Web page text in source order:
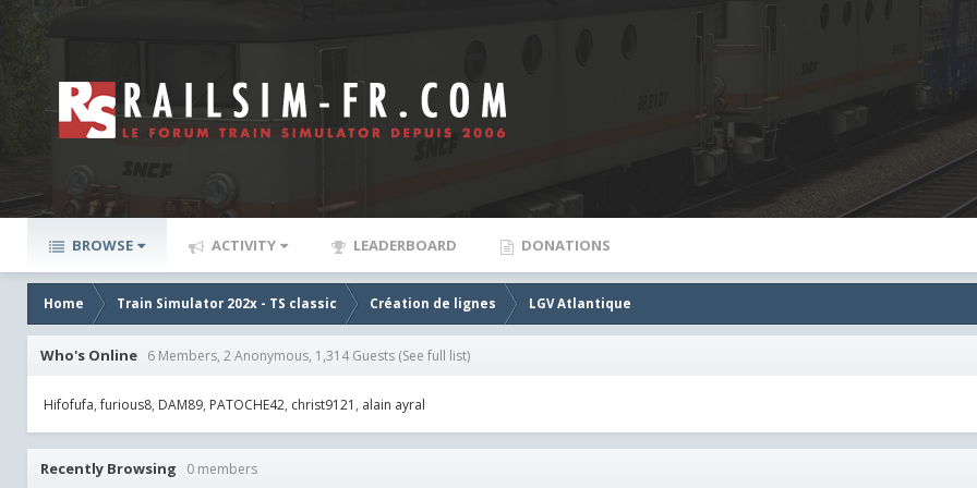
BROWSE ACTIVITY LEADERBOARD DONATIONS
Home Train Simulator 202x - TS classic Création de lignes LGV Atlantique
Who's Online 6 Members, 2 Anonymous, 1,314 Guests (See full list)
Hifofufa furious8 DAM89 PATOCHE42 christ9121 alain ayral
Recently Browsing 0 members